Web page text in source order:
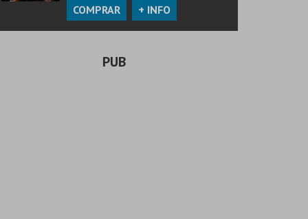
COMPRAR + INFO
PUB